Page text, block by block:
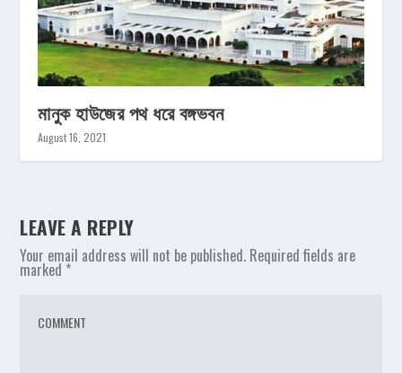
মানুক হাউজের পথ ধরে বঙ্গভবন
August 16, 2021
LEAVE A REPLY
Your email address will not be published. Required fields are
marked *